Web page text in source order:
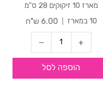
מארז 10 זיקוקים 28 ס"מ
10 במארז
6.00 ש"ח
הוספה לסל